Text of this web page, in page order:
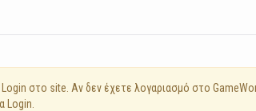
στο site. Αν δεν έχετε λογαριασμό στο
Login.